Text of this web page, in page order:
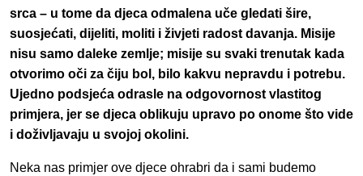
srca – u tome da djeca odmalena uče gledati šire,
suosjećati, dijeliti, moliti i živjeti radost davanja. Misije
nisu samo daleke zemlje; misije su svaki trenutak kada
otvorimo oči za čiju bol, bilo kakvu nepravdu i potrebu.
Ujedno podsjeća odrasle na odgovornost vlastitog
primjera, jer se djeca oblikuju upravo po onome što vide
i doživljavaju u svojoj okolini.
Neka nas primjer ove djece ohrabri da i sami budemo